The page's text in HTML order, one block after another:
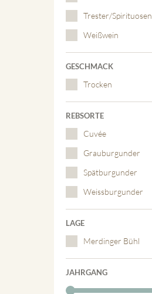
Trester/Spirituosen
Weißwein
GESCHMACK
Trocken
REBSORTE
Cuvée
Grauburgunder
Spätburgunder
Weissburgunder
LAGE
Merdinger Bühl
JAHRGANG